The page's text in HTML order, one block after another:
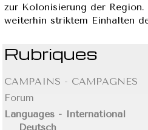
zur Kolonisierung der
weiterhin striktem Einhalten
Rubriques
CAMPAINS - CAMPAGNES
Forum
Languages - International
Deutsch